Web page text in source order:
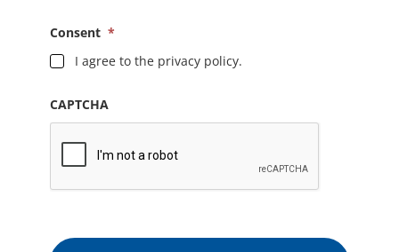
Consent *
I agree to the privacy policy.
CAPTCHA